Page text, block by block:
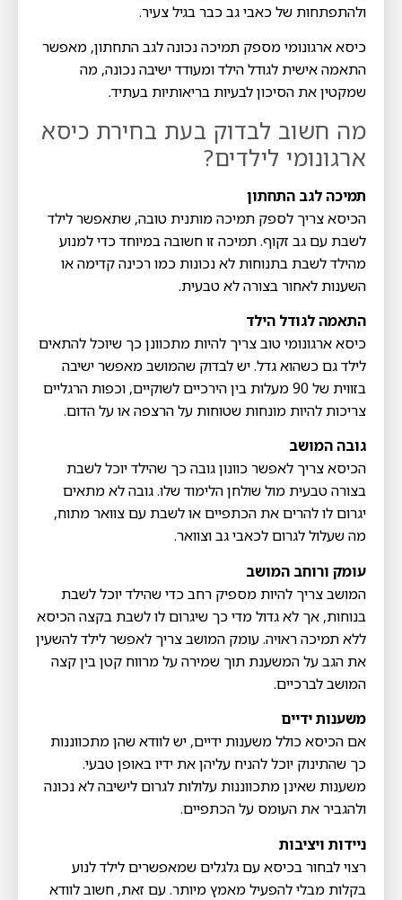
ולהתפתחות של כאבי גב כבר בגיל צעיר.
כיסא ארגונומי מספק תמיכה נכונה לגב התחתון, מאפשר
התאמה אישית לגודל הילד ומעודד ישיבה נכונה, מה
שמקטין את הסיכון לבעיות בריאותיות בעתיד.
מה חשוב לבדוק בעת בחירת כיסא
ארגונומי לילדים?
תמיכה לגב התחתון
הכיסא צריך לספק תמיכה מותנית טובה, שתאפשר לילד
לשבת עם גב זקוף. תמיכה זו חשובה במיוחד כדי למנוע
מהילד לשבת בתנוחות לא נכונות כמו רכינה קדימה או
השענות לאחור בצורה לא טבעית.
התאמה לגודל הילד
כיסא ארגונומי טוב צריך להיות מתכוונן כך שיוכל להתאים
לילד גם כשהוא גדל. יש לבדוק שהמושב מאפשר ישיבה
בזווית של 90 מעלות בין הירכיים לשוקיים, וכפות הרגליים
צריכות להיות מונחות שטוחות על הרצפה או על הדום.
גובה המושב
הכיסא צריך לאפשר כוונון גובה כך שהילד יוכל לשבת
בצורה טבעית מול שולחן הלימוד שלו. גובה לא מתאים
יגרום לו להרים את הכתפיים או לשבת עם צוואר מתוח,
מה שעלול לגרום לכאבי גב וצוואר.
עומק ורוחב המושב
המושב צריך להיות מספיק רחב כדי שהילד יוכל לשבת
בנוחות, אך לא גדול מדי כך שיגרום לו לשבת בקצה הכיסא
ללא תמיכה ראויה. עומק המושב צריך לאפשר לילד להשעין
את הגב על המשענת תוך שמירה על מרווח קטן בין קצה
המושב לברכיים.
משענות ידיים
אם הכיסא כולל משענות ידיים, יש לוודא שהן מתכווננות
כך שהתינוק יוכל להניח עליהן את ידיו באופן טבעי.
משענות שאינן מתכווננות עלולות לגרום לישיבה לא נכונה
ולהגביר את העומס על הכתפיים.
ניידות ויציבות
רצוי לבחור בכיסא עם גלגלים שמאפשרים לילד לנוע
בקלות מבלי להפעיל מאמץ מיותר. עם זאת, חשוב לוודא